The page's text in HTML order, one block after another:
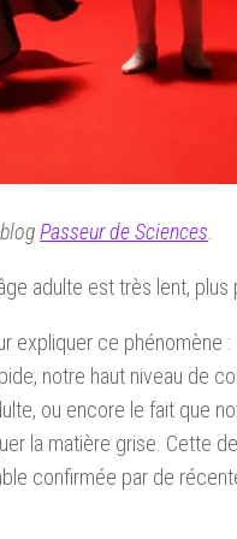
Passeur de Sciences
adulte est très lent,
expliquer ce phénomène
notre haut niveau de
ou encore le fait que
la matière grise. Cette
confirmée par de